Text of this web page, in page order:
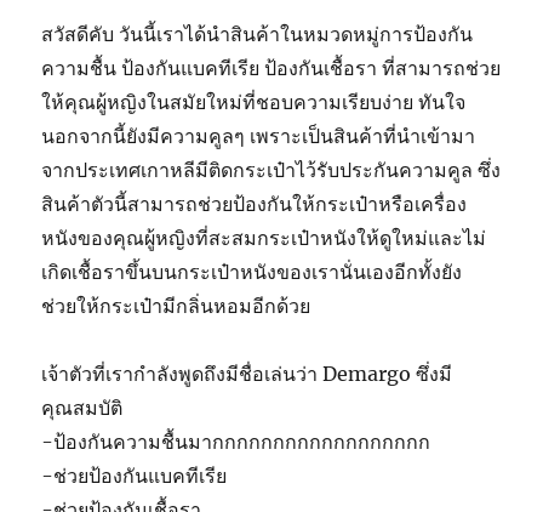
แบคทีเรีย
และ
รา
สวัสดีคับ วันนี้เราได้นำสินค้าในหมวดหมู่การป้องกัน
ความชื้น ป้องกันแบคทีเรีย ป้องกันเชื้อรา ที่สามารถช่วย
ให้คุณผู้หญิงในสมัยใหม่ที่ชอบความเรียบง่าย ทันใจ
นอกจากนี้ยังมีความคูลๆ เพราะเป็นสินค้าที่นำเข้ามา
จากประเทศเกาหลีมีติดกระเป๋าไว้รับประกันความคูล ซึ่ง
สินค้าตัวนี้สามารถช่วยป้องกันให้กระเป๋าหรือเครื่อง
หนังของคุณผู้หญิงที่สะสมกระเป๋าหนังให้ดูใหม่และไม่
เกิดเชื้อราขึ้นบนกระเป๋าหนังของเรานั่นเองอีกทั้งยัง
ช่วยให้กระเป๋ามีกลิ่นหอมอีกด้วย
เจ้าตัวที่เรากำลังพูดถึงมีชื่อเล่นว่า Demargo ซึ่งมี
คุณสมบัติ
-ป้องกันความชื้นมากกกกกกกกกกกกกกกกกก
-ช่วยป้องกันแบคทีเรีย